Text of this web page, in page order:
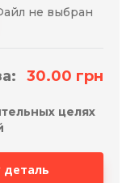
не выбран
30.00 грн
целях
деталь